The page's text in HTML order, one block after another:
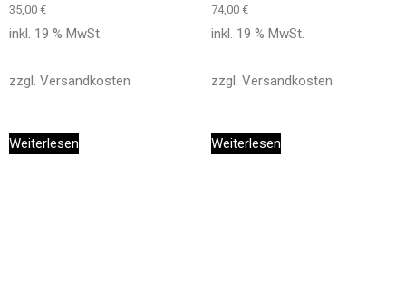
35,00 €
inkl. 19 % MwSt.
zzgl. Versandkosten
Weiterlesen
74,00 €
inkl. 19 % MwSt.
zzgl. Versandkosten
Weiterlesen